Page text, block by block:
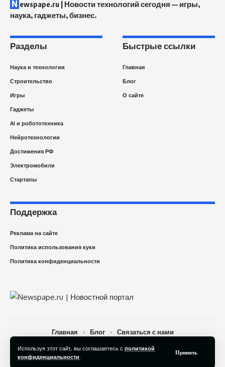
Используя этот сайт, вы соглашаетесь с политикой
конфиденциальности
Принять
N ewspape.ru | Новости технологий сегодня — игры,
наука, гаджеты, бизнес.
Разделы
Наука и технологии
Строительство
Игры
Гаджеты
AI и робототехника
Нейротехнологии
Достижения РФ
Электромобили
Стартапы
Быстрые ссылки
Главная
Блог
О сайте
Поддержка
Реклама на сайте
Политика использования куки
Политика конфиденциальности
© 2025 Newspape.ru Новости технологий сегодня. All Rights
Главная Блог Связаться с нами